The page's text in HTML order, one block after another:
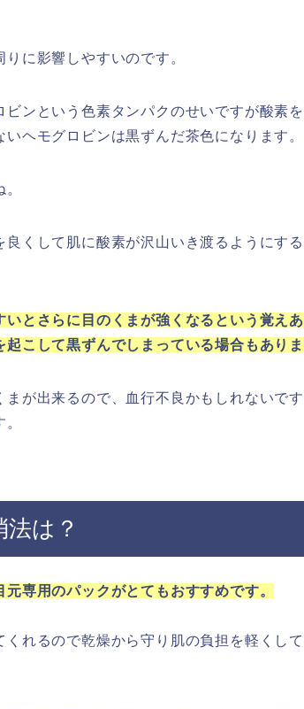
に影響しやすいのです。
ビンという色素タンパクのせいですが酸素
ヘモグロビンは黒ずんだ茶色になります。
くして肌に酸素が沢山いき渡るようにす
とさらに目のくまが強くなるという覚え
こして黒ずんでしまっている場合もありま
が出来るので、血行不良かもしれないで
は？
専用のパックがとてもおすすめです。
くれるので乾燥から守り肌の負担を軽くし